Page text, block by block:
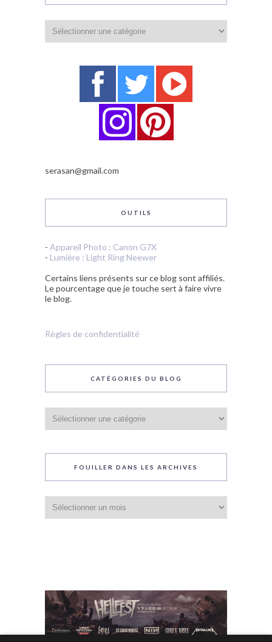
serasan@gmail.com
OUTILS
- Appareil Photo : Canon G7X
- Lumière : Light Ring Neewer
Certains liens présents sur ce blog sont affiliés.
Le pourcentage que je touche sert à faire vivre
le blog.
Règles de confidentialité
CATÉGORIES DU BLOG
du
blog
FOUILLER DANS LES ARCHIVES
dans
les